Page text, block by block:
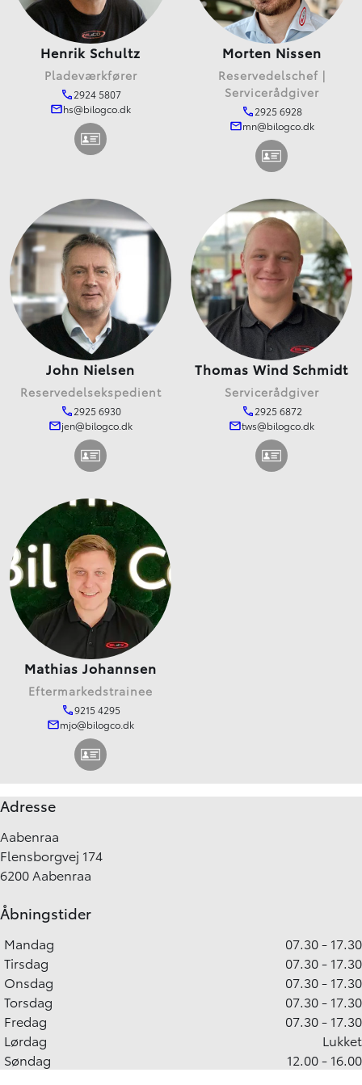
Henrik Schultz
Pladeværkfører
2924 5807
hs@bilogco.dk
Morten Nissen
Reservedelschef |
Servicerådgiver
2925 6928
mn@bilogco.dk
John Nielsen
Reservedelsekspedient
2925 6930
jen@bilogco.dk
Thomas Wind Schmidt
Servicerådgiver
2925 6872
tws@bilogco.dk
Mathias Johannsen
Eftermarkedstrainee
9215 4295
mjo@bilogco.dk
Adresse
Aabenraa
Flensborgvej 174
6200 Aabenraa
Åbningstider
Mandag
07.30 - 17.30
Tirsdag
07.30 - 17.30
Onsdag
07.30 - 17.30
Torsdag
07.30 - 17.30
Fredag
07.30 - 17.30
Lørdag
Lukket
Søndag
12.00 - 16.00